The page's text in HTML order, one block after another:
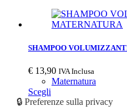
SHAMPOO
€ 13,90 IVA Inclusa
Maternatura
Scegli
🔒 Preferenze sulla privacy